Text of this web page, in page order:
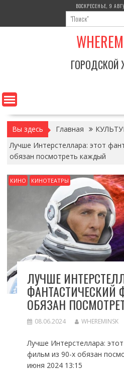
содержимому
ВОСКРЕСЕНЬЕ, 9
ГОРОДСКОЙ
Вы здесь Главная
Лучше Интерстеллара: этот
обязан посмотреть каждый
КИНО КИНОТЕАТРЫ
ЛУЧШЕ
ФАНТАСТИЧЕСКИЙ
ОБЯЗАН
08.06.2024 WHEREMINSK
Лучше Интерстеллара:
фильм из 90-х обязан
июня 2024 13:15